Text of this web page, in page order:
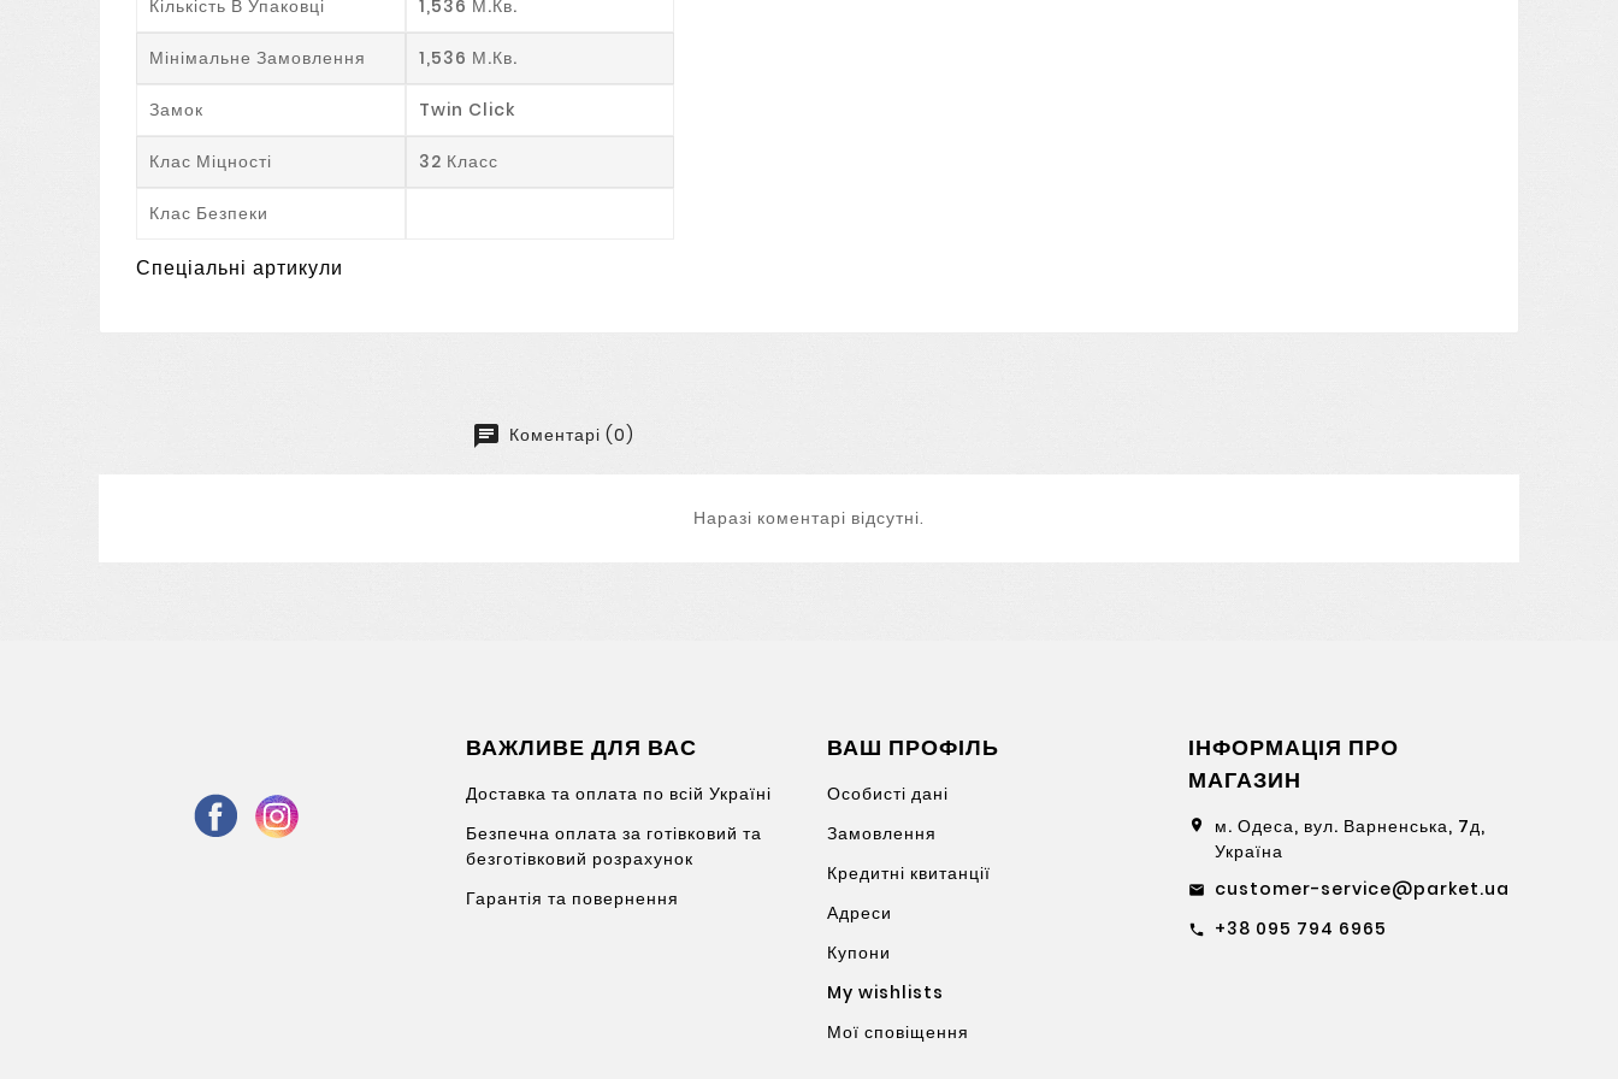
Кількість В Упаковці 1,536 М.кв.
Мінімальне Замовлення 1,536 М.кв.
Замок Twin Click
Клас Міцності 32 Класс
Клас Безпеки
Спеціальні артикули
Коментарі (0)
Наразі коментарі відсутні.
ВАЖЛИВЕ ДЛЯ ВАС
Доставка та оплата по всій Україні
Безпечна оплата за готівковий та
безготівковий розрахунок
Гарантія та повернення
ВАШ ПРОФІЛЬ
Особисті дані
Замовлення
Кредитні квитанції
Адреси
Купони
My wishlists
Мої сповіщення
ІНФОРМАЦІЯ ПРО
МАГАЗИН
location_on
м. Одеса, вул. Варненська, 7д,
Україна
email customer-service@parket.ua
call +38 095 794 6965